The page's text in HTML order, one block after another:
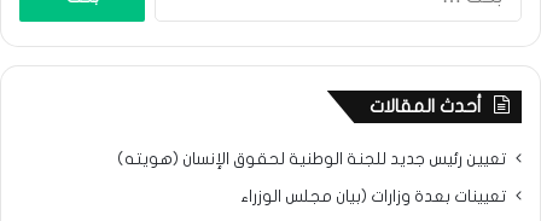
أحدث المقالات
تعيين رئيس جديد للجنة الوطنية لحقوق الإنسان (هويته)
تعيينات بعدة وزارات (بيان مجلس الوزراء